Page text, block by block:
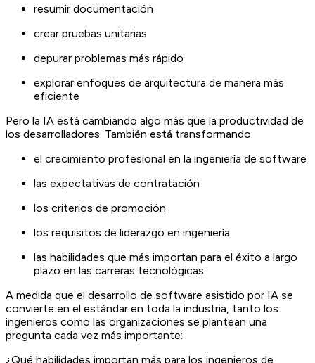
resumir documentación
crear pruebas unitarias
depurar problemas más rápido
explorar enfoques de arquitectura de manera más
eficiente
Pero la IA está cambiando algo más que la productividad de
los desarrolladores. También está transformando:
el crecimiento profesional en la ingeniería de software
las expectativas de contratación
los criterios de promoción
los requisitos de liderazgo en ingeniería
las habilidades que más importan para el éxito a largo
plazo en las carreras tecnológicas
A medida que el desarrollo de software asistido por IA se
convierte en el estándar en toda la industria, tanto los
ingenieros como las organizaciones se plantean una
pregunta cada vez más importante:
¿Qué habilidades importan más para los ingenieros de